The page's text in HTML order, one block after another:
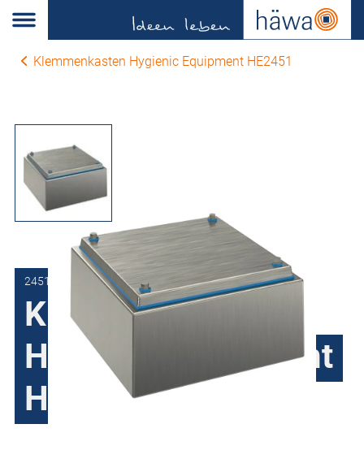
Klemmenkasten Hygienic Equipment HE2451
2451-2020-12-00
Klemmenkasten
Hygienic Equipment
HE2451